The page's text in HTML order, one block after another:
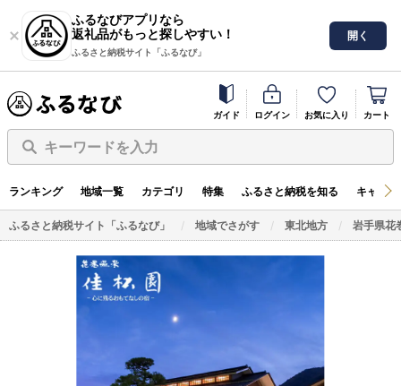
ふるなびアプリなら
返礼品がもっと探しやすい！
ふるさと納税サイト「ふるなび」
開く
ガイド ログイン お気に入り カート
キーワードを入力
ランキング 地域一覧 カテゴリ 特集 ふるさと納税を知る キャン
ふるさと納税サイト「ふるなび」 地域でさがす 東北地方 岩手県花